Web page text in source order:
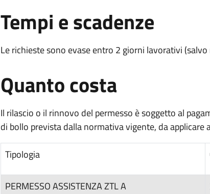
Tempi e scadenze
Le richieste sono evase entro 2 giorni lavorativi
Quanto costa
Il rilascio o il rinnovo del permesso è soggetto al
di bollo prevista dalla normativa vigente, da
Tipologia
PERMESSO ASSISTENZA ZTL A